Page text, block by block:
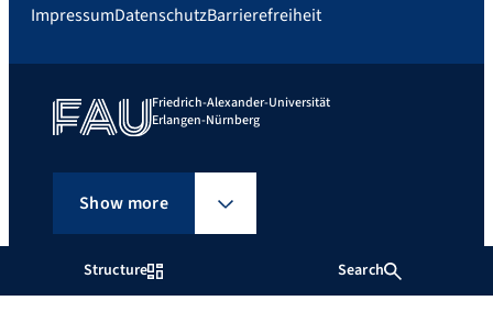
Structure Search
ImpressumDatenschutzBarrierefreiheit
Friedrich-Alexander-Universität
Erlangen-Nürnberg
Show more